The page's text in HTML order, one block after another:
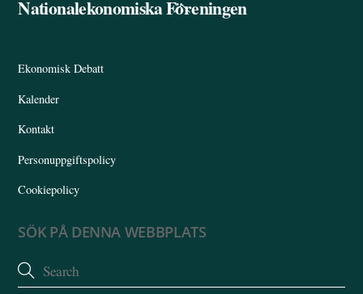
Back
Nationalekonomiska Föreningen
Ekonomisk Debatt
Kalender
Kontakt
Personuppgiftspolicy
Cookiepolicy
SÖK PÅ DENNA WEBBPLATS